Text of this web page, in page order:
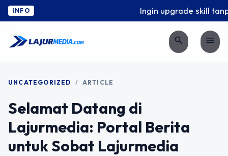
INFO Ingin upgrade skill
search menu
UNCATEGORIZED / ARTICLE
Selamat Datang di
Lajurmedia: Portal Berita
untuk Sobat Lajurmedia